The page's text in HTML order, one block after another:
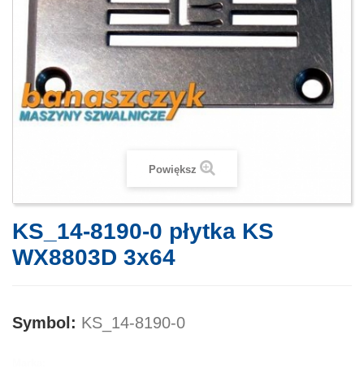
Powiększ
KS_14-8190-0 płytka KS
WX8803D 3x64
Symbol: KS_14-8190-0